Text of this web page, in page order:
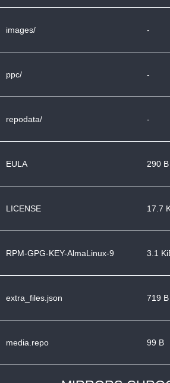
images/ -
ppc/ -
repodata/ -
EULA 290 B
LICENSE 17.7
RPM-GPG-KEY-AlmaLinux-9 3.1
extra_files.json 719 B
media.repo 99 B